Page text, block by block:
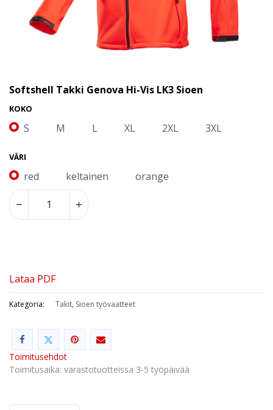
Softshell Takki Genova Hi-Vis LK3 Sioen
KOKO
S M L XL 2XL 3XL
VÄRI
red keltainen orange
Lataa PDF
Kategoria: Takit, Sioen työvaatteet
Toimitusehdot
Toimitusaika: varastotuotteissa 3-5 työpäivää